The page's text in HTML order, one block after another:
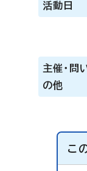
活動日
主催・問
の他
こ